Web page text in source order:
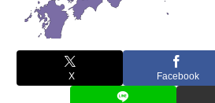
X Facebook